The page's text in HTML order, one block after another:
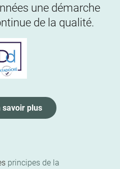
une démarche
de la qualité.
principes de la
savoir plus